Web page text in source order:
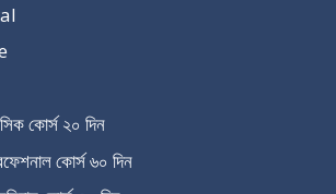
কোর্স ২০ দিন
কোর্স ৬০ দিন